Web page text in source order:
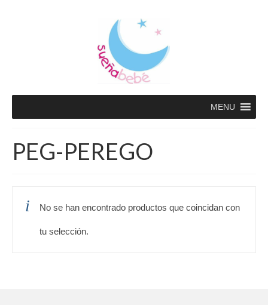
MENU
PEG-PEREGO
No se han encontrado productos que coincidan con
tu selección.